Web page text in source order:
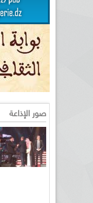
صور الإذاعة